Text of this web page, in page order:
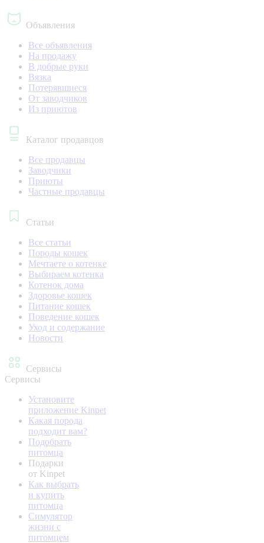
Объявления
Все объявления
На продажу
В добрые руки
Вязка
Потерявшиеся
От заводчиков
Из приютов
Каталог продавцов
Все продавцы
Заводчики
Приюты
Частные продавцы
Статьи
Все статьи
Породы кошек
Мечтаете о котенке
Выбираем котенка
Котенок дома
Здоровье кошек
Питание кошек
Поведение кошек
Уход и содержание
Новости
Сервисы
Сервисы
Установите
приложение Kinpet
Какая порода
подходит вам?
Подобрать
питомца
Подарки
от Kinpet
Как выбрать
и купить
питомца
Симулятор
жизни с
питомцем